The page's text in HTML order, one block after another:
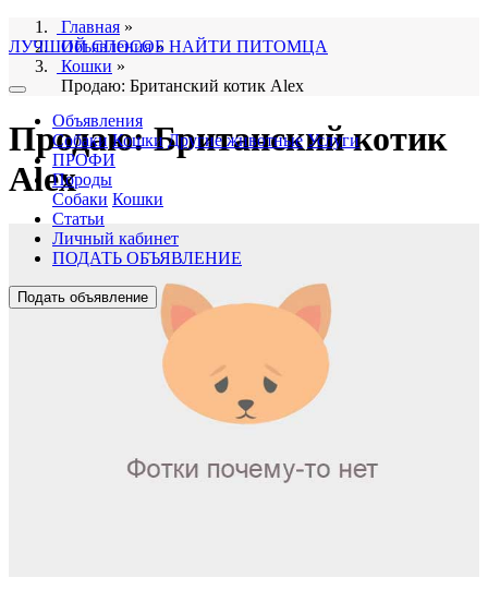
ЛУЧШИЙ СПОСОБ НАЙТИ ПИТОМЦА
Объявления
Собаки Кошки Другие животные Услуги
ПРОФИ
Породы
Собаки Кошки
Статьи
Личный кабинет
ПОДАТЬ ОБЪЯВЛЕНИЕ
Подать объявление
Главная »
Объявления»
Кошки »
Продаю: Британский котик Alex
Продаю: Британский котик
Alex